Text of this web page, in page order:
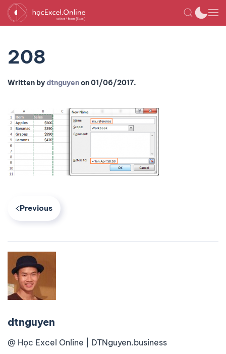
208
Written bydtnguyenon01/06/2017.
Previous
dtnguyen
@ Học Excel Online | DTNguyen.business